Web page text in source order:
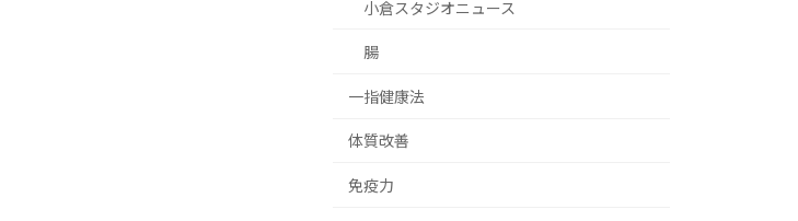
小倉スタジオニュース
腸
一指健康法
体質改善
免疫力